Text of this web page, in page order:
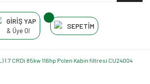
GİRİŞ YAP
& Üye Ol
SEPETİM